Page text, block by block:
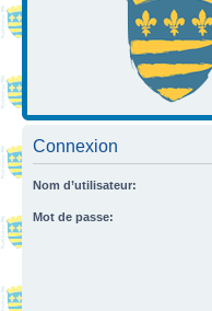
Connexion
Nom d’utilisateur:
Mot de passe: